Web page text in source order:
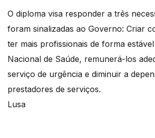
O diploma visa responder a três
foram sinalizadas ao Governo: Criar
ter mais profissionais de forma
Nacional de Saúde, remunerá-los
serviço de urgência e diminuir a
prestadores de serviços.
Lusa